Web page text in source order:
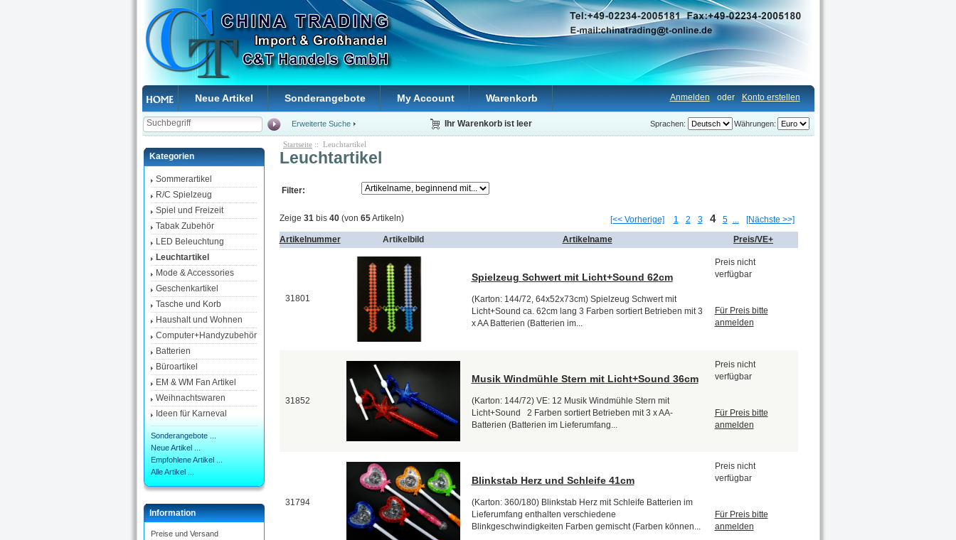
Neue Artikel Sonderangebote My Account Warenkorb Anmelden oder Konto erstellen
Erweiterte Suche Ihr Warenkorb ist leer Währungen:
Sprachen:
Kategorien
Sommerartikel
R/C Spielzeug
Spiel und Freizeit
Tabak Zubehör
LED Beleuchtung
Leuchtartikel
Mode & Accessories
Geschenkartikel
Tasche und Korb
Haushalt und Wohnen
Computer+Handyzubehör
Batterien
Büroartikel
EM & WM Fan Artikel
Weihnachtswaren
Ideen für Karneval
Sonderangebote ...
Neue Artikel ...
Empfohlene Artikel ...
Alle Artikel ...
Information
Preise und Versand
Startseite :: Leuchtartikel
Leuchtartikel
Filter:
Zeige 31 bis 40(von 65Artikeln) [<< Vorherige] 1 2 3 4 5 [Nächste >>]
Artikelnummer Artikelbild Artikelname Preis/VE+
31801
Spielzeug Schwert mit Licht+Sound 62cm
(Karton: 144/72, 64x52x73cm) Spielzeug Schwert mit
Licht+Sound ca. 62cm lang 3 Farben sortiert Betrieben mit 3
x AA Batterien (Batterien im...
Preis nicht
verfügbar
Für Preis bitte
anmelden
31852
Musik Windmühle Stern mit Licht+Sound 36cm
(Karton: 144/72) VE: 12 Musik Windmühle Stern mit
Licht+Sound 2 Farben sortiert Betrieben mit 3 x AA-
Batterien (Batterien im Lieferumfang...
Preis nicht
verfügbar
Für Preis bitte
anmelden
31794
Blinkstab Herz und Schleife 41cm
(Karton: 360/180) Blinkstab Herz mit Schleife Batterien im
Lieferumfang enthalten verschiedene
Blinkgeschwindigkeiten Farben gemischt (Farben können...
Preis nicht
verfügbar
Für Preis bitte
anmelden